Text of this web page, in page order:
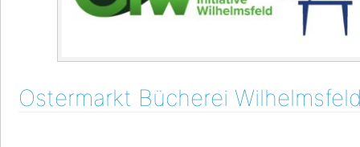
Ostermarkt Bücherei